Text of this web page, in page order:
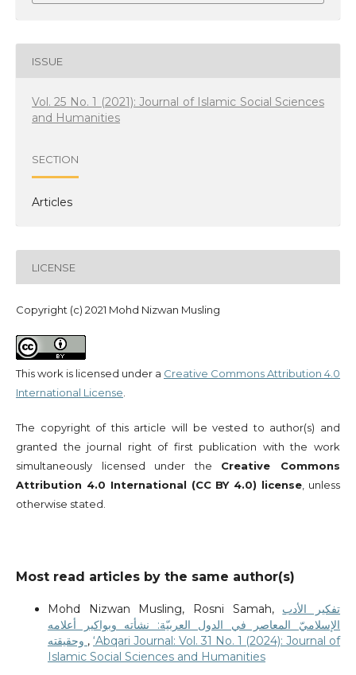
ISSUE
Vol. 25 No. 1 (2021): Journal of Islamic Social Sciences
and Humanities
SECTION
Articles
LICENSE
Copyright (c) 2021 Mohd Nizwan Musling
This work is licensed under a Creative Commons Attribution 4.0
International License.
The copyright of this article will be vested to author(s) and
granted the journal right of first publication with the work
simultaneously licensed under the Creative Commons
Attribution 4.0 International (CC BY 4.0) license, unless
otherwise stated.
Most read articles by the same author(s)
Mohd Nizwan Musling, Rosni Samah, تفكير الأدب
الإسلاميّ المعاصر في الدول العربيّة: نشأته وبواكير أعلامه
, ‘Abqari Journal: Vol. 31 No. 1 (2024): Journal of
Islamic Social Sciences and Humanities